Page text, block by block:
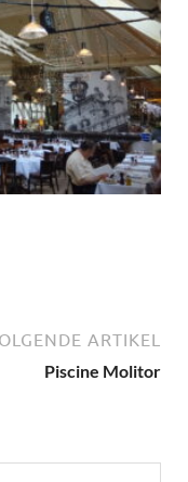
ARTIKEL
Piscine Molitor